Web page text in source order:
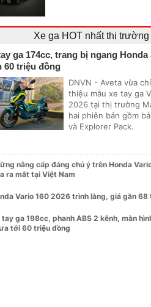
Xe ga HOT nhất thị trường
ga 174cc, trang bị ngang Honda
60 triệu đồng
DNVN - Aveta vừa
thiệu mẫu xe tay ga
2026 tại thị trường
hai phiên bản gồm
và Explorer Pack.
nâng cấp đáng chú ý trên Honda
ra mắt tại Việt Nam
Vario 160 2026 trình làng, giá gần 68
tay ga 198cc, phanh ABS 2 kênh, màn
tới 60 triệu đồng